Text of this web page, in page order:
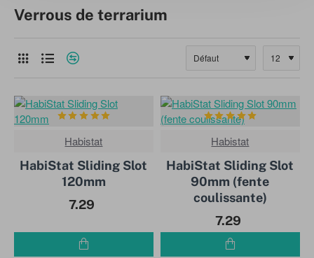
m
Verrous de terrarium
Habistat
HabiStat Sliding Slot
120mm
7.29
Habistat
HabiStat Sliding Slot
90mm (fente
coulissante)
7.29